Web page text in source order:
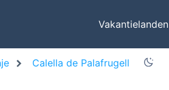
Vakantielanden
Calella de Palafrugell